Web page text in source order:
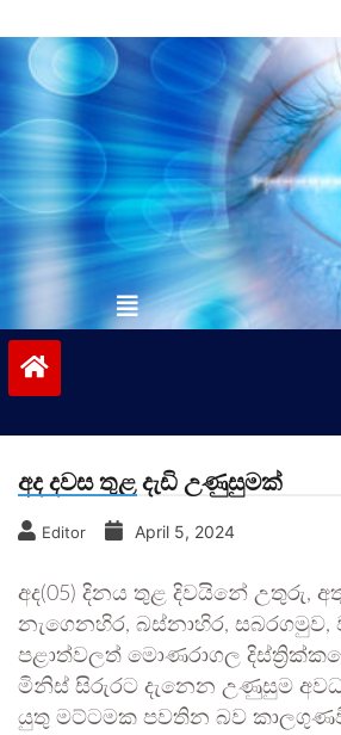
to
contentvinivida.lk
අද දවස තුළ දැඩි උණුසුමක්
Editor April 5, 2024
අද(05) දිනය තුළ දිවයිනේ උතුරු,
නැගෙනහිර, බස්නාහිර,
පළාත්වලත් මොණරාගල
මිනිස් සිරුරට දැනෙන උණුසුම
යුතු මට්ටමක පවතින බව